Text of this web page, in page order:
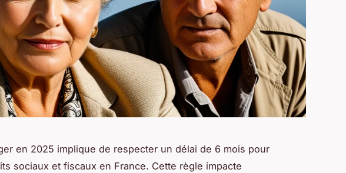
en 2025 implique de respecter un délai de 6 mois pour
sociaux et fiscaux en France. Cette règle impacte